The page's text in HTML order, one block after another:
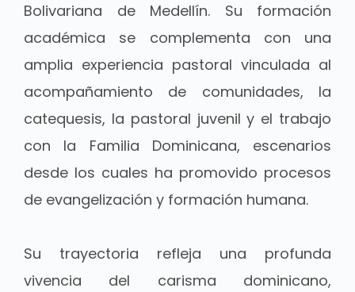
Bolivariana de Medellín. Su formación
académica se complementa con una
amplia experiencia pastoral vinculada al
acompañamiento de comunidades, la
catequesis, la pastoral juvenil y el trabajo
con la Familia Dominicana, escenarios
desde los cuales ha promovido procesos
de evangelización y formación humana.
Su trayectoria refleja una profunda
vivencia del carisma dominicano,